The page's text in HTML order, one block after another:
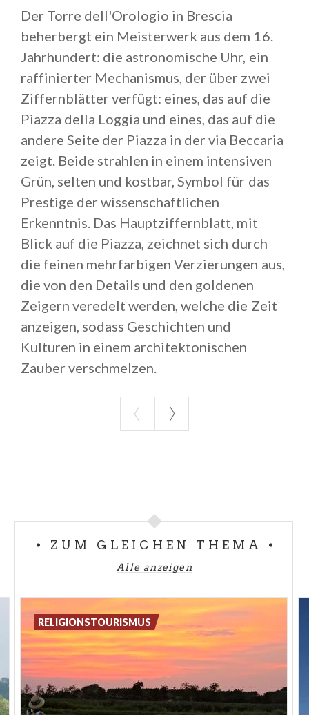
Der Torre dell'Orologio in Brescia
beherbergt ein Meisterwerk aus dem 16.
Jahrhundert: die astronomische Uhr, ein
raffinierter Mechanismus, der über zwei
Ziffernblätter verfügt: eines, das auf die
Piazza della Loggia und eines, das auf die
andere Seite der Piazza in der via Beccaria
zeigt. Beide strahlen in einem intensiven
Grün, selten und kostbar, Symbol für das
Prestige der wissenschaftlichen
Erkenntnis. Das Hauptziffernblatt, mit
Blick auf die Piazza, zeichnet sich durch
die feinen mehrfarbigen Verzierungen aus,
die von den Details und den goldenen
Zeigern veredelt werden, welche die Zeit
anzeigen, sodass Geschichten und
Kulturen in einem architektonischen
Zauber verschmelzen.
ZUM GLEICHEN THEMA
Alle anzeigen
RELIGIONSTOURISMUS